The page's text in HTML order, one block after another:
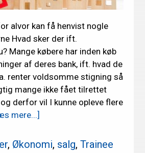
alvor kan få henvist nogle
Hvad sker der ift.
Mange købere har inden køb
af deres bank, ift. hvad de
renter voldsomme stigning så
mange ikke fået tilrettet
derfor vil I kunne opleve flere
mere...]
skub
, Økonomi, salg,Trainee